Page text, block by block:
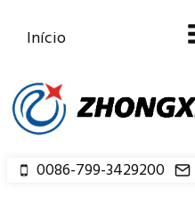
para
conteúdo
Início
0086-799-3429200